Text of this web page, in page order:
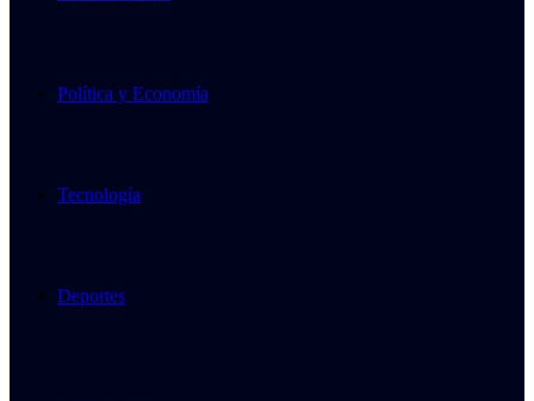
Política y Economía
Tecnología
Deportes